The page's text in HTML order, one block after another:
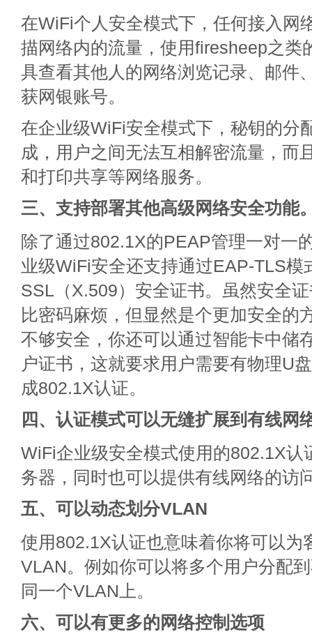
在WiFi个人安全模式下，任何接入网
描网络内的流量，使用firesheep之类
具查看其他人的网络浏览记录、邮件
获网银账号。
在企业级WiFi安全模式下，秘钥的分
成，用户之间无法互相解密流量，而
和打印共享等网络服务。
三、支持部署其他高级网络安全功能
除了通过802.1X的PEAP管理一对一
业级WiFi安全还支持通过EAP-TLS模
SSL（X.509）安全证书。虽然安全
比密码麻烦，但显然是个更加安全的
不够安全，你还可以通过智能卡中储
户证书，这就要求用户需要有物理U
成802.1X认证。
四、认证模式可以无缝扩展到有线网
WiFi企业级安全模式使用的802.1X认
务器，同时也可以提供有线网络的访
五、可以动态划分VLAN
使用802.1X认证也意味着你将可以为
VLAN。例如你可以将多个用户分配
同一个VLAN上。
六、可以有更多的网络控制选项